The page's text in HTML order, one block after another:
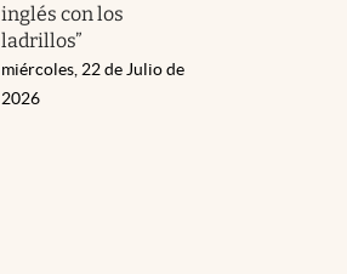
inglés con los
ladrillos”
miércoles, 22 de Julio de
2026